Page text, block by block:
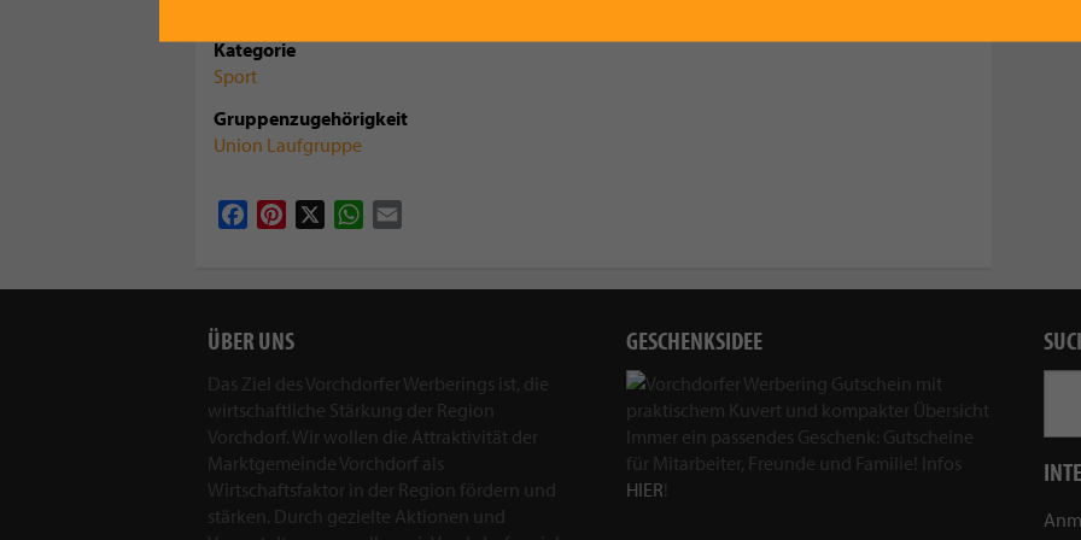
Kategorie
Sport
Gruppenzugehörigkeit
Union Laufgruppe
FacebookPinterest WhatsApp
ÜBER UNS
Das Ziel des Vorchdorfer Werberings ist, die
wirtschaftliche Stärkung der Region
Vorchdorf. Wir wollen die Attraktivität der
Marktgemeinde Vorchdorf als
Wirtschaftsfaktor in der Region fördern und
stärken. Durch gezielte Aktionen und
GESCHENKSIDEE
Immer ein passendes Geschenk: Gutscheine
für Mitarbeiter, Freunde und Familie! Infos
HIER!